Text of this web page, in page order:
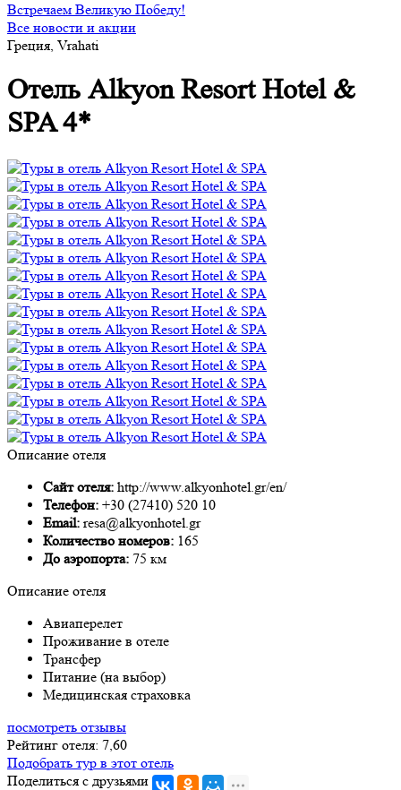
Встречаем Великую Победу!
Все новости и акции
Греция, Vrahati
Отель Alkyon Resort Hotel &
SPA 4*
Описание отеля
Сайт отеля: http://www.alkyonhotel.gr/en/
Телефон: +30 (27410) 520 10
Email: resa@alkyonhotel.gr
Количество номеров: 165
До аэропорта: 75 км
Описание отеля
Авиаперелет
Проживание в отеле
Трансфер
Питание (на выбор)
Медицинская страховка
посмотреть отзывы
Рейтинг отеля: 7,60
Подобрать тур в этот отель
Поделиться с друзьями